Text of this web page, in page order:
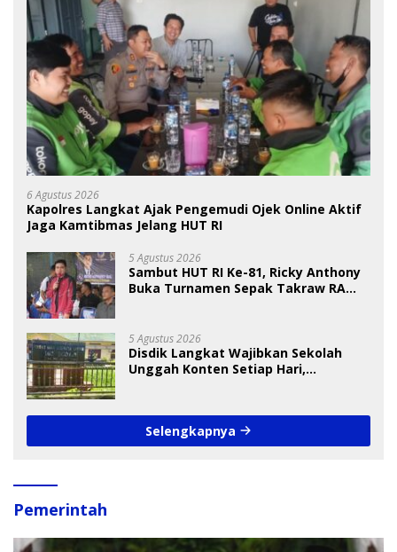
6 Agustus 2026
Kapolres Langkat Ajak Pengemudi Ojek Online Aktif
Jaga Kamtibmas Jelang HUT RI
5 Agustus 2026
Sambut HUT RI Ke-81, Ricky Anthony
Buka Turnamen Sepak Takraw RA
5 Agustus 2026
Disdik Langkat Wajibkan Sekolah
Unggah Konten Setiap Hari,
Selengkapnya
Pemerintah